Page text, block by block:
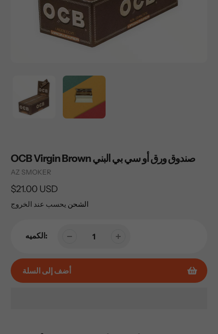
OCB Virgin Brown صندوق ورق أو سي بي البني
Vendor
AZ SMOKER
السعر
العادي
$21.00 USD
الشحن يحسب عند الخروج
الكميه:
أضف إلى السلة